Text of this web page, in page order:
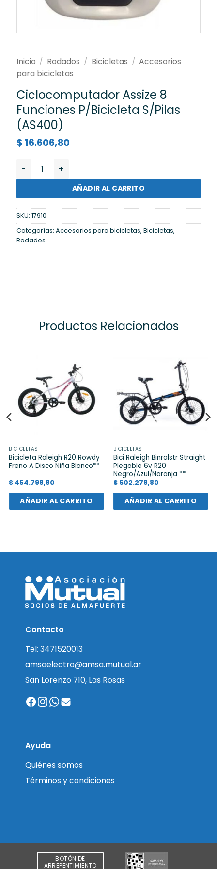
Inicio / Rodados / Bicicletas / Accesorios
para bicicletas
Ciclocomputador Assize 8
Funciones P/Bicicleta S/Pilas
(AS400)
$ 16.606,80
Ciclocomputador Assize 8 Funciones P/Bicicleta S/
AÑADIR AL CARRITO
SKU: 17910
Categorías: Accesorios para bicicletas, Bicicletas,
Rodados
Productos Relacionados
BICICLETAS
Bicicleta Raleigh R20 Rowdy
Freno A Disco Niña Blanco**
$ 454.798,80
AÑADIR AL CARRITO
BICICLETAS
Bici Raleigh Binralstr Straight
Plegable 6v R20
Negro/Azul/Naranja **
$602.278,80
AÑADIR AL CARRITO
Contacto
Tel: 3471520013
amsaelectro@amsa.mutual.ar
San Lorenzo 710, Las Rosas
Ayuda
Quiénes somos
Términos y condiciones
BOTÓN DE
ARREPENTIMIENTO